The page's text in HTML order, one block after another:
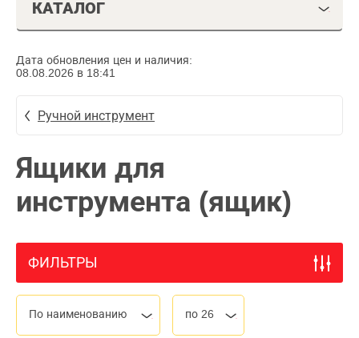
КАТАЛОГ
Дата обновления цен и наличия:
08.08.2026 в 18:41
Ручной инструмент
Ящики для
инструмента (ящик)
ФИЛЬТРЫ
По наименованию по 26